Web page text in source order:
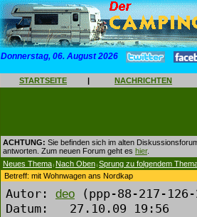
Donnerstag, 06. August 2026
STARTSEITE | NACHRICHTEN
ACHTUNG: Sie befinden sich im alten
antworten. Zum neuen Forum geht es hier.
Neues Thema | Nach Oben | Sprung zu folgendem
Betreff: mit Wohnwagen ans Nordkap
Autor: deo (ppp-88-217-
Datum: 27.10.09 19:56